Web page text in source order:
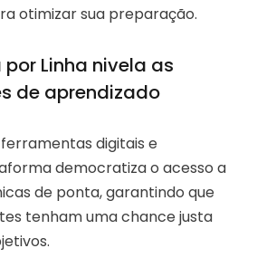
otimizar sua preparação.
Linha nivela as
de aprendizado
digitais e
democratiza o acesso a
de ponta, garantindo que
tenham uma chance justa